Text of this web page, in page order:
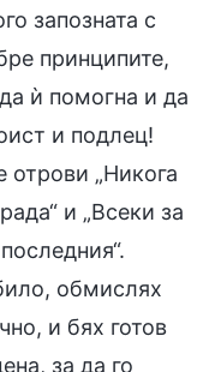
запозната с
принципите,
ѝ помогна и да
и подлец!
отрови „Никога
и „Всеки за
обмислях
и бях готов
за да го